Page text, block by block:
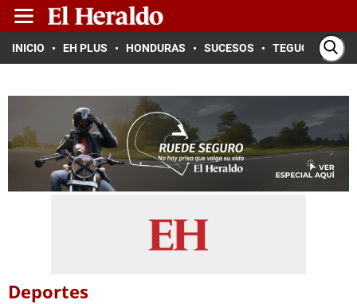
INICIO EH PLUS HONDURAS SUCESOS TEGUCIGALPA
Deportes